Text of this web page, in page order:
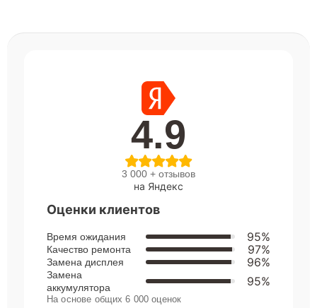
4.9
3 000 + отзывов
на Яндекс
Оценки клиентов
Время ожидания 95%
Качество ремонта 97%
Замена дисплея 96%
Замена
аккумулятора
95%
На основе общих 6 000 оценок